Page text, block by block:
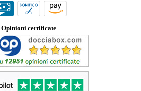
Opinioni certificate